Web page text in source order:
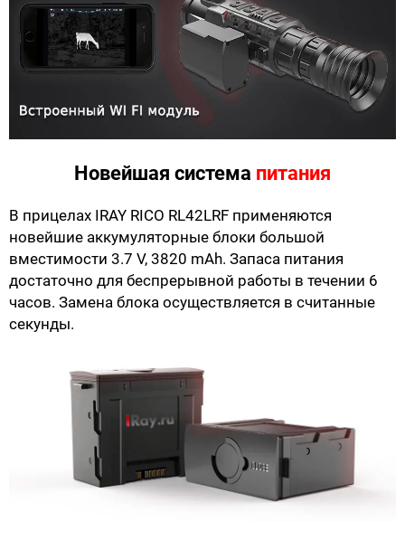
Новейшая система питания
В прицелах IRAY RICO RL42LRF применяются
новейшие аккумуляторные блоки большой
вместимости 3.7 V, 3820 mAh. Запаса питания
достаточно для беспрерывной работы в течении 6
часов. Замена блока осуществляется в считанные
секунды.